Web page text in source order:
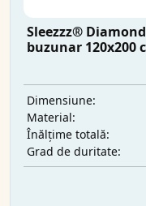
Sleezzz®
buzunar 120x200
Dimensiune:
Material:
Înălțime totală:
Grad de duritate: